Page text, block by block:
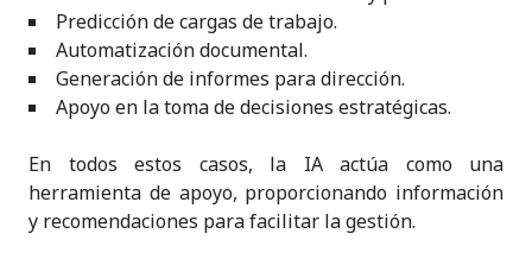
Predicción de cargas de trabajo.
Automatización documental.
Generación de informes para dirección.
Apoyo en la toma de decisiones estratégicas.
En todos estos casos, la IA actúa como una
herramienta de apoyo, proporcionando información
y recomendaciones para facilitar la gestión.